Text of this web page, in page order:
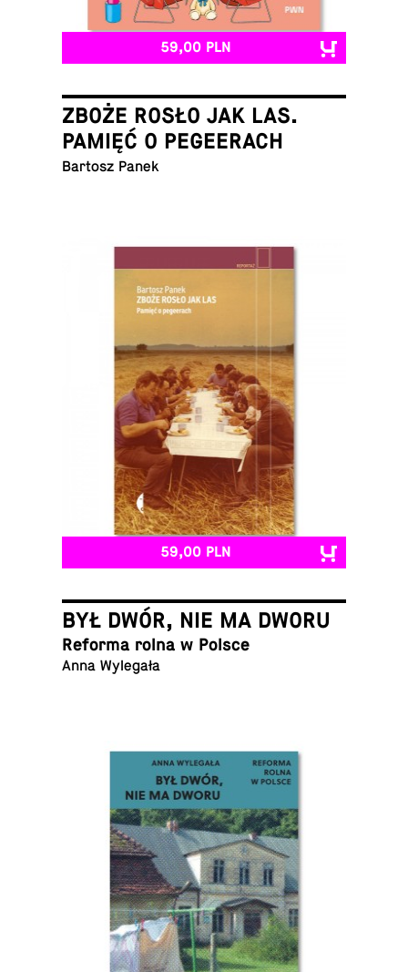
59,00 PLN
ZBOŻE ROSŁO JAK LAS.
PAMIĘĆ O PEGEERACH
Bartosz Panek
59,00 PLN
BYŁ DWÓR, NIE MA DWORU
Reforma rolna w Polsce
Anna Wylegała